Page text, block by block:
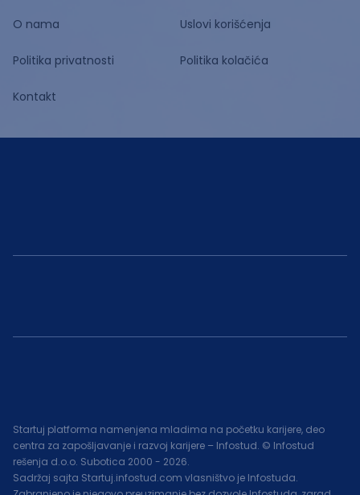
O nama Uslovi korišćenja
Politika privatnosti Politika kolačića
Kontakt
Startuj platforma namenjena mladima na početku karijere, deo
centra za zapošljavanje i razvoj karijere – Infostud. © Infostud
rešenja d.o.o. Subotica 2000 - 2026.
Sadržaj sajta Startuj.infostud.com vlasništvo je Infostuda.